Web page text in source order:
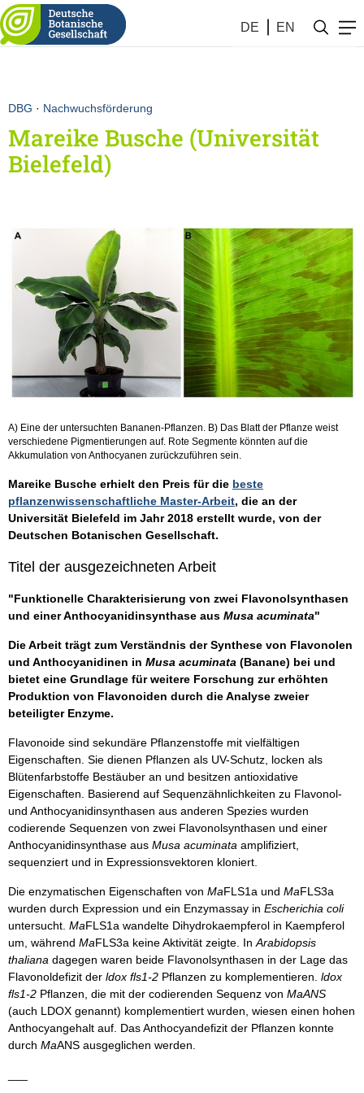
DE EN
DBG · Nachwuchsförderung
Mareike Busche (Universität
Bielefeld)
A) Eine der untersuchten Bananen-Pflanzen. B) Das Blatt der Pflanze weist
verschiedene Pigmentierungen auf. Rote Segmente könnten auf die
Akkumulation von Anthocyanen zurückzuführen sein.
Mareike Busche erhielt den Preis für die beste
pflanzenwissenschaftliche Master-Arbeit, die an der
Universität Bielefeld im Jahr 2018 erstellt wurde, von der
Deutschen Botanischen Gesellschaft.
Titel der ausgezeichneten Arbeit
"Funktionelle Charakterisierung von zwei Flavonolsynthasen
und einer Anthocyanidinsynthase aus Musa acuminata"
Die Arbeit trägt zum Verständnis der Synthese von Flavonolen
und Anthocyanidinen in Musa acuminata (Banane) bei und
bietet eine Grundlage für weitere Forschung zur erhöhten
Produktion von Flavonoiden durch die Analyse zweier
beteiligter Enzyme.
Flavonoide sind sekundäre Pflanzenstoffe mit vielfältigen
Eigenschaften. Sie dienen Pflanzen als UV-Schutz, locken als
Blütenfarbstoffe Bestäuber an und besitzen antioxidative
Eigenschaften. Basierend auf Sequenzähnlichkeiten zu Flavonol-
und Anthocyanidinsynthasen aus anderen Spezies wurden
codierende Sequenzen von zwei Flavonolsynthasen und einer
Anthocyanidinsynthase aus Musa acuminata amplifiziert,
sequenziert und in Expressionsvektoren kloniert.
Die enzymatischen Eigenschaften von MaFLS1a und MaFLS3a
wurden durch Expression und ein Enzymassay in Escherichia coli
untersucht. MaFLS1a wandelte Dihydrokaempferol in Kaempferol
um, während MaFLS3a keine Aktivität zeigte. InArabidopsis
thaliana dagegen waren beide Flavonolsynthasen in der Lage das
Flavonoldefizit der ldox fls1-2 Pflanzen zu komplementieren. ldox
fls1-2 Pflanzen, die mit der codierenden Sequenz von MaANS
(auch LDOX genannt) komplementiert wurden, wiesen einen hohen
Anthocyangehalt auf. Das Anthocyandefizit der Pflanzen konnte
durch MaANS ausgeglichen werden.